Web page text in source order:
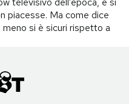
piacesse. Ma come dice
si è sicuri rispetto a